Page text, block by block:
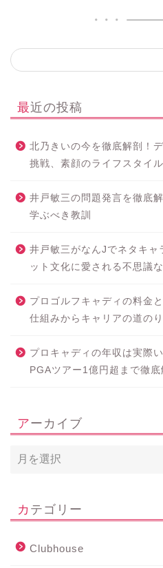
最近の投稿
北乃きいの今を徹底解剖！
挑戦、素顔のライフスタイ
井戸敏三の問題発言を徹底
学ぶべき教訓
井戸敏三がなんJでネタキャ
ット文化に愛される不思議
プロゴルフキャディの料金
仕組みからキャリアの道の
プロキャディの年収は実際
PGAツアー1億円超まで徹底
アーカイブ
カテゴリー
Clubhouse